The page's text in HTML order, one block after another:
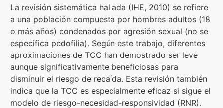
La revisión sistemática hallada (IHE, 2010) se refiere
a una población compuesta por hombres adultos (18
o más años) condenados por agresión sexual (no se
especifica pedofilia). Según este trabajo, diferentes
aproximaciones de TCC han demostrado ser leve
aunque significativamente beneficiosas para
disminuir el riesgo de recaída. Esta revisión también
indica que la TCC es especialmente eficaz si sigue el
modelo de riesgo-necesidad-responsividad (RNR).